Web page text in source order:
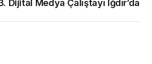
Dijital Medya Çalıştayı Iğdır’da